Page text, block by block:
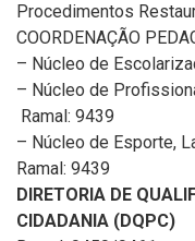
Procedimentos
COORDENAÇÃO
– Núcleo de
– Núcleo de
Ramal: 9439
– Núcleo de Esporte,
Ramal: 9439
DIRETORIA DE
CIDADANIA (DQPC)